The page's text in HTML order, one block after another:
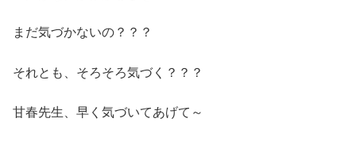
まだ気づかないの？？？
それとも、そろそろ気づく？？？
甘春先生、早く気づいてあげて～